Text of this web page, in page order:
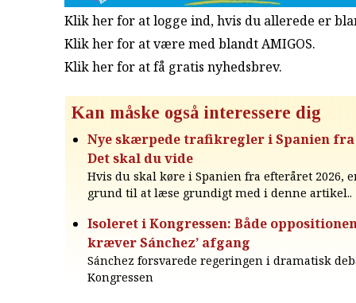
Klik her for at logge ind, hvis du allerede er
Klik her for at være med blandt AMIGOS.
Klik her for at få gratis nyhedsbrev.
Kan måske også interessere dig
Nye skærpede trafikregler i Spanien
Det skal du vide
Hvis du skal køre i Spanien fra efteråret 2026,
grund til at læse grundigt med i denne artikel..
Isoleret i Kongressen: Både
kræver Sánchez’ afgang
Sánchez forsvarede regeringen i dramatisk
Kongressen